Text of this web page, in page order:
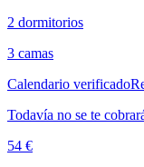
2 dormitorios
3 camas
Calendario verificado
Todavía no se te
54 €